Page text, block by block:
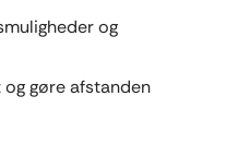
og
gøre afstanden